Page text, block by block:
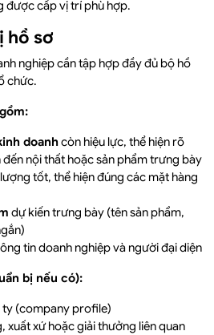
được cấp vị trí phù hợp.
hồ sơ
nghiệp cần tập hợp đầy đủ bộ hồ
chức.
doanhcòn hiệu lực, thể hiện rõ
đến nội thất hoặc sản phẩm trưng bày
tốt, thể hiện đúng các mặt hàng
dự kiến trưng bày (tên sản phẩm,
tin doanh nghiệp và người đại diện
bị nếu có):
ty (company profile)
xuất xứ hoặc giải thưởng liên quan